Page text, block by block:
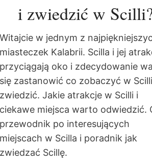
i zwiedzić w
Witajcie w jednym z
miasteczek Kalabrii. Scilla i jej
przyciągają oko i zdecydowanie
się zastanowić co zobaczyć w
zwiedzić. Jakie atrakcje w Scilli i
ciekawe miejsca warto odwiedzić.
przewodnik po interesujących
miejscach w Scilla i poradnik jak
zwiedzać Scillę.